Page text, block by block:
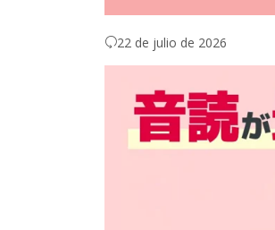
22 de julio de 2026